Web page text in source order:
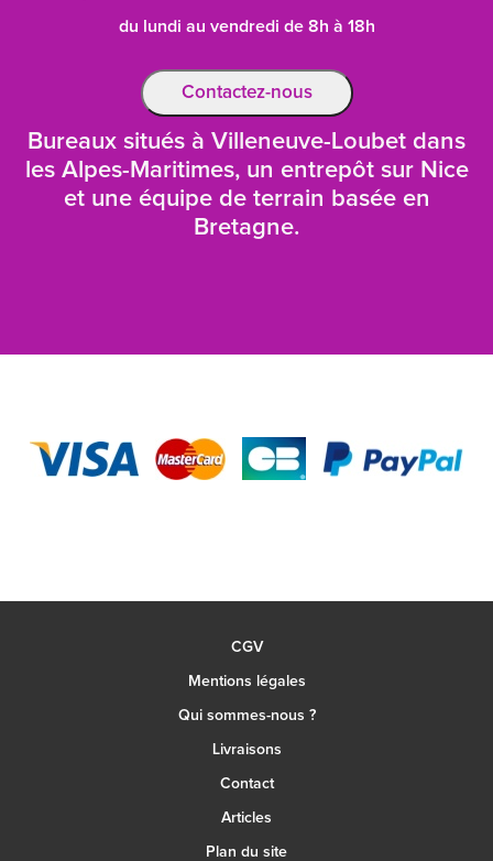
du lundi au vendredi de 8h à 18h
Contactez-nous
Bureaux situés à Villeneuve-Loubet dans
les Alpes-Maritimes, un entrepôt sur Nice
et une équipe de terrain basée en
Bretagne.
CGV
Mentions légales
Qui sommes-nous ?
Livraisons
Contact
Articles
Plan du site